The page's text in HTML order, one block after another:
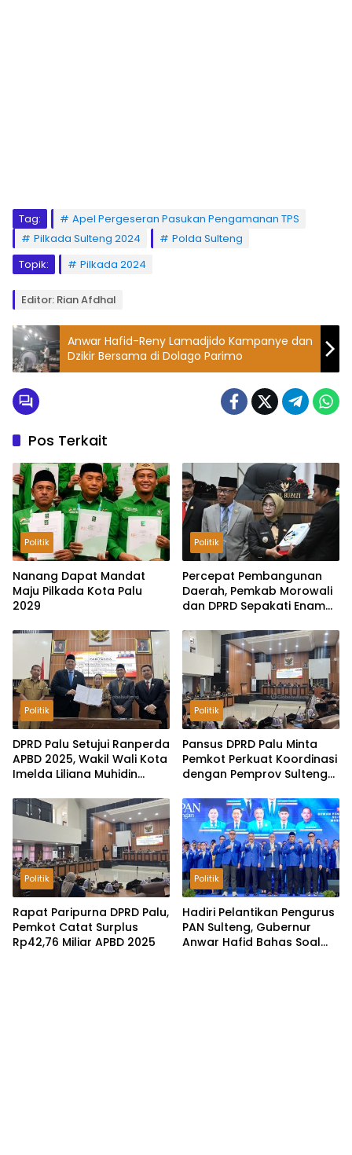
Tag:
Apel Pergeseran Pasukan Pengamanan TPS
Pilkada Sulteng 2024
Polda Sulteng
Topik:
Pilkada 2024
Editor: Rian Afdhal
Anwar Hafid-Reny Lamadjido Kampanye dan
Dzikir Bersama di Dolago Parimo
Pos Terkait
Politik
Nanang Dapat Mandat
Maju Pilkada Kota Palu
2029
Politik
Percepat Pembangunan
Daerah, Pemkab Morowali
dan DPRD Sepakati Enam
Politik
DPRD Palu Setujui Ranperda
APBD 2025, Wakil Wali Kota
Imelda Liliana Muhidin
Keuangan Terus Dibenahi
Politik
Pansus DPRD Palu Minta
Pemkot Perkuat Koordinasi
dengan Pemprov Sulteng
Pemungutan Pajak
Tambang
Politik
Rapat Paripurna DPRD Palu,
Pemkot Catat Surplus
Rp42,76 Miliar APBD 2025
Politik
Hadiri Pelantikan Pengurus
PAN Sulteng, Gubernur
Anwar Hafid Bahas Soal